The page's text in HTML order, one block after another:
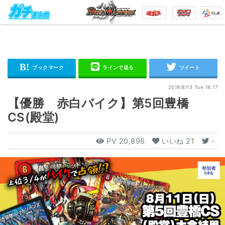
2019/8/13 Tue 18:17
【優勝 赤白バイク】第5回豊橋
CS(殿堂)
PV 20,896 いいね 21 -